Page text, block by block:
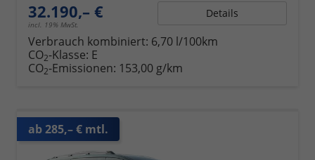
32.190,– €
incl. 19% MwSt.
Details
Verbrauch kombiniert: 6,70 l/100km
CO2-Klasse: E
CO2-Emissionen: 153,00 g/km
ab 285,– € mtl.